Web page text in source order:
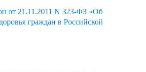
от 21.11.2011 N 323-ФЗ «Об
граждан в Российской